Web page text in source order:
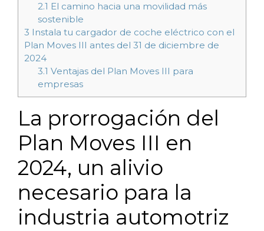
2.1 El camino hacia una movilidad más
sostenible
3 Instala tu cargador de coche eléctrico con el
Plan Moves III antes del 31 de diciembre de
2024
3.1 Ventajas del Plan Moves III para
empresas
La prorrogación del
Plan Moves III en
2024, un alivio
necesario para la
industria automotriz